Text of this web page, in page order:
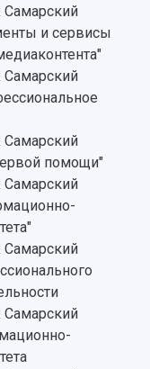
кампус
организации
и сервисы
помощи"